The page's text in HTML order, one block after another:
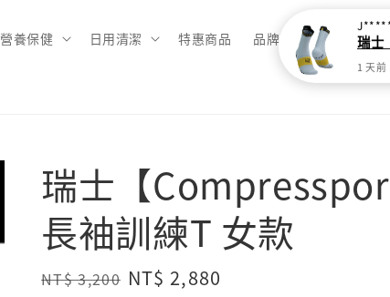
營養保健 日用清潔 特惠商品 品牌總覽
瑞士【
長袖訓練T 女款
Regular
NT$ 3,200 Sale
NT$ 2,880
1 天前